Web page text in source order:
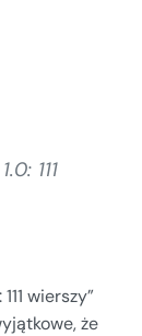
111
wierszy”
że